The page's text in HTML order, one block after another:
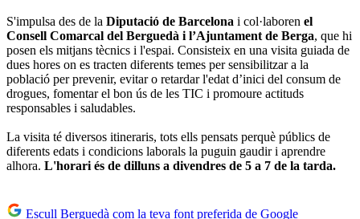
S'impulsa des de la Diputació de Barcelona i col·laboren el
Consell Comarcal del Berguedà i l’Ajuntament de Berga, que hi
posen els mitjans tècnics i l'espai. Consisteix en una visita guiada de
dues hores on es tracten diferents temes per sensibilitzar a la
població per prevenir, evitar o retardar l'edat d’inici del consum de
drogues, fomentar el bon ús de les TIC i promoure actituds
responsables i saludables.
La visita té diversos itineraris, tots ells pensats perquè públics de
diferents edats i condicions laborals la puguin gaudir i aprendre
alhora. L'horari és de dilluns a divendres de 5 a 7 de la tarda.
Escull Berguedà com la teva font preferida de Google